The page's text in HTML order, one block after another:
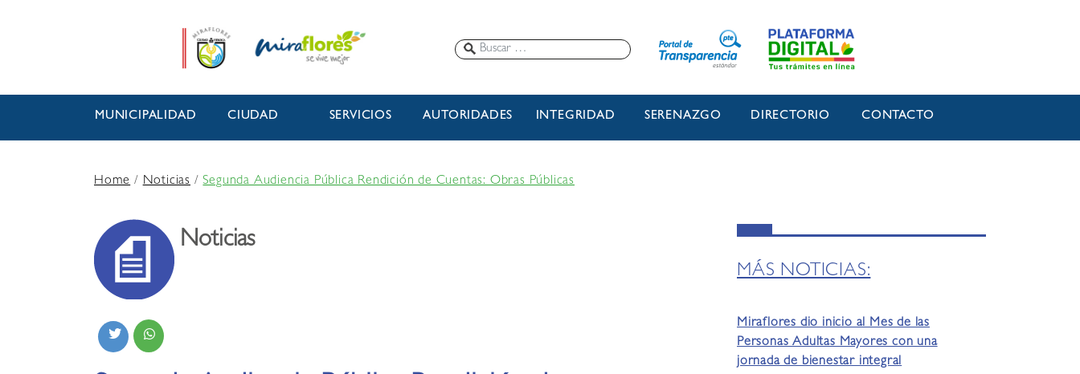
MUNICIPALIDAD CIUDAD SERVICIOS AUTORIDADES INTEGRIDAD SERENAZGO DIRECTORIO CONTACTO
Home/Noticias /Segunda Audiencia Pública Rendición de Cuentas: Obras Públicas
Noticias
MÁS NOTICIAS:
Miraflores dio inicio al Mes de las
Personas Adultas Mayores con una
jornada de bienestar integral